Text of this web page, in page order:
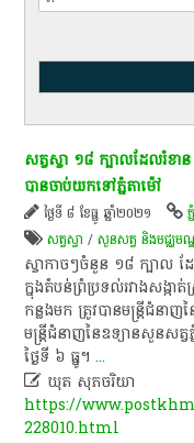
សត្វស្វា​ ១៨ ​ក្បាល​ដែល​រំខាន​
បាន​ចាប់​យកទៅ​ភ្នំ​តាម៉ៅ
ថ្ងៃទី ៨ ខែធ្នូ ឆ្នាំ២០២១
សត្វ​ស្វា​ /សួនសត្វ និងមជ្ឈមណ្
ស្វា​កាចៗ​ចំនួន​ ១៨ ​ក្បាល ដ
ក្នុង​តំបន់​ព្រំប្រទល់​រវាង​សង្ក
កន្លងមក ត្រូវ​បាន​មន្ត្រី​ជំន
មន្ត្រី​ជំនាញ​នៃ​ឧទ្យាន​សួនស
ថ្ងៃទី​ ៦ ធ្នូ​។...
 ឃុត សុភចរិយា
https://
228010.html